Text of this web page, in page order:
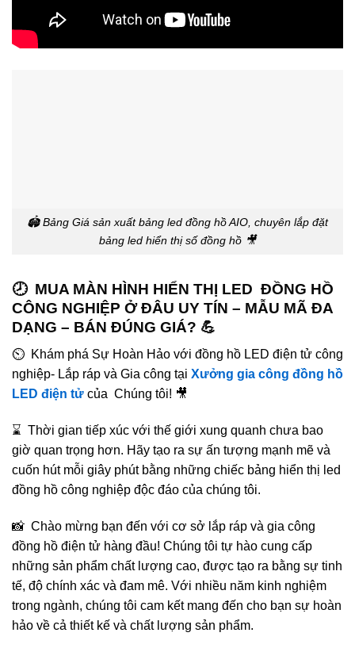
🏟️ Bảng Giá sản xuất bảng led đồng hồ AIO, chuyên lắp đặt
bảng led hiển thị số đồng hồ 🎥
🕗 MUA MÀN HÌNH HIỂN THỊ LED ĐỒNG HỒ
CÔNG NGHIỆP Ở ĐÂU UY TÍN – MẪU MÃ ĐA
DẠNG – BÁN ĐÚNG GIÁ? 💪
⏲️ Khám phá Sự Hoàn Hảo với đồng hồ LED điện tử công
nghiệp- Lắp ráp và Gia công tại Xưởng gia công đồng hồ
LED điện tử của Chúng tôi! 🎥
⌛️ Thời gian tiếp xúc với thế giới xung quanh chưa bao
giờ quan trọng hơn. Hãy tạo ra sự ấn tượng mạnh mẽ và
cuốn hút mỗi giây phút bằng những chiếc bảng hiển thị led
đồng hồ công nghiệp độc đáo của chúng tôi.
📸 Chào mừng bạn đến với cơ sở lắp ráp và gia công
đồng hồ điện tử hàng đầu! Chúng tôi tự hào cung cấp
những sản phẩm chất lượng cao, được tạo ra bằng sự tinh
tế, độ chính xác và đam mê. Với nhiều năm kinh nghiệm
trong ngành, chúng tôi cam kết mang đến cho bạn sự hoàn
hảo về cả thiết kế và chất lượng sản phẩm.